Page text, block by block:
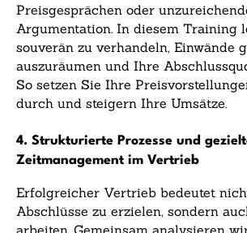
Preisgesprächen oder
Argumentation. In diesem Training
souverän zu verhandeln, Einwände
auszuräumen und Ihre
So setzen Sie Ihre
durch und steigern Ihre Umsätze.
4. Strukturierte Prozesse und
Zeitmanagement im Vertrieb
Erfolgreicher Vertrieb bedeutet
Abschlüsse zu erzielen, sondern